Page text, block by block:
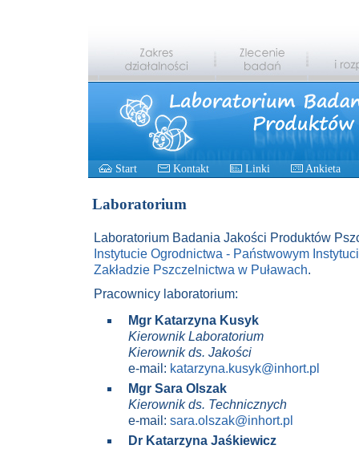
Start Kontakt Linki Ankieta
Laboratorium
Laboratorium Badania Jakości Produktów
Instytucie Ogrodnictwa - Państwowym
Zakładzie Pszczelnictwa w Puławach.
Pracownicy laboratorium:
Mgr Katarzyna Kusyk
Kierownik Laboratorium
Kierownik ds. Jakości
e-mail: katarzyna.kusyk@inhort.pl
Mgr Sara Olszak
Kierownik ds. Technicznych
e-mail: sara.olszak@inhort.pl
Dr Katarzyna Jaśkiewicz